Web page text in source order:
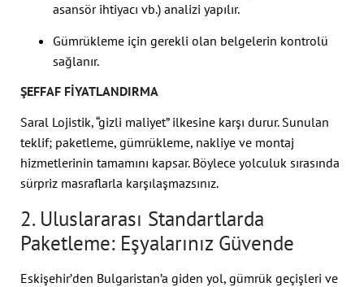
asansör ihtiyacı vb.) analizi yapılır.
Gümrükleme için gerekli olan belgelerin kontrolü
sağlanır.
ŞEFFAF FIYATLANDIRMA
Saral Lojistik, “gizli maliyet” ilkesine karşı durur. Sunulan
teklif; paketleme, gümrükleme, nakliye ve montaj
hizmetlerinin tamamını kapsar. Böylece yolculuk sırasında
sürpriz masraflarla karşılaşmazsınız.
2. Uluslararası Standartlarda
Paketleme: Eşyalarınız Güvende
Eskişehir’den Bulgaristan’a giden yol, gümrük geçişleri ve